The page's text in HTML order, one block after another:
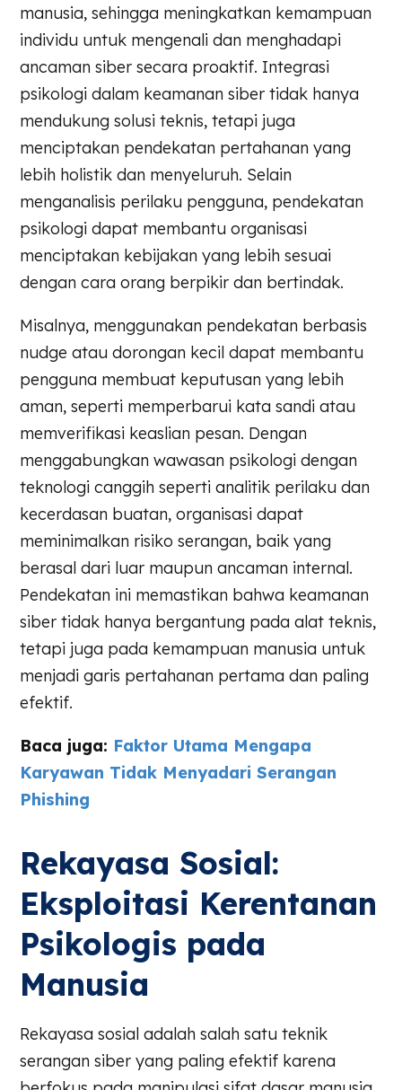
manusia, sehingga meningkatkan kemampuan
individu untuk mengenali dan menghadapi
ancaman siber secara proaktif. Integrasi
psikologi dalam keamanan siber tidak hanya
mendukung solusi teknis, tetapi juga
menciptakan pendekatan pertahanan yang
lebih holistik dan menyeluruh. Selain
menganalisis perilaku pengguna, pendekatan
psikologi dapat membantu organisasi
menciptakan kebijakan yang lebih sesuai
dengan cara orang berpikir dan bertindak.
Misalnya, menggunakan pendekatan berbasis
nudge atau dorongan kecil dapat membantu
pengguna membuat keputusan yang lebih
aman, seperti memperbarui kata sandi atau
memverifikasi keaslian pesan. Dengan
menggabungkan wawasan psikologi dengan
teknologi canggih seperti analitik perilaku dan
kecerdasan buatan, organisasi dapat
meminimalkan risiko serangan, baik yang
berasal dari luar maupun ancaman internal.
Pendekatan ini memastikan bahwa keamanan
siber tidak hanya bergantung pada alat teknis,
tetapi juga pada kemampuan manusia untuk
menjadi garis pertahanan pertama dan paling
efektif.
Baca juga: Faktor Utama Mengapa
Karyawan Tidak Menyadari Serangan
Phishing
Rekayasa Sosial:
Eksploitasi Kerentanan
Psikologis pada
Manusia
Rekayasa sosial adalah salah satu teknik
serangan siber yang paling efektif karena